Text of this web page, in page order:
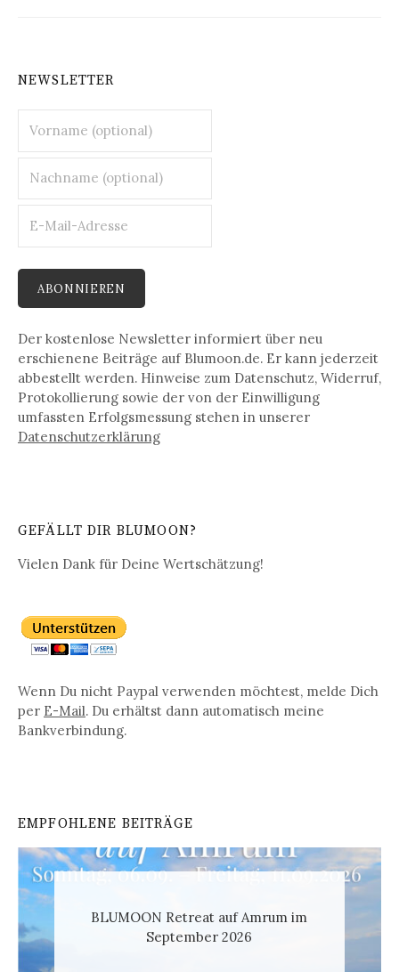
NEWSLETTER
Der kostenlose Newsletter informiert über neu
erschienene Beiträge auf Blumoon.de. Er kann jederzeit
abbestellt werden. Hinweise zum Datenschutz, Widerruf,
Protokollierung sowie der von der Einwilligung
umfassten Erfolgsmessung stehen in unserer
Datenschutz­erklärung
GEFÄLLT DIR BLUMOON?
Vielen Dank für Deine Wertschätzung!
Wenn Du nicht Paypal verwenden möchtest, melde Dich
per E-Mail. Du erhältst dann automatisch meine
Bankverbindung.
EMPFOHLENE BEITRÄGE
BLUMOON Retreat auf Amrum im
September 2026